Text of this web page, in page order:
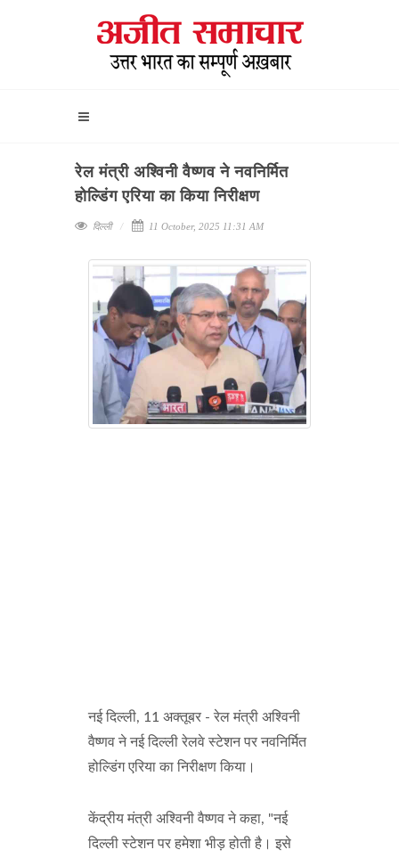
रेल मंत्री अश्विनी वैष्णव ने नवनिर्मित
होल्डिंग एरिया का किया निरीक्षण
दिल्ली 11 October, 2025 11:31 AM
नई दिल्ली, 11 अक्तूबर - रेल मंत्री अश्विनी
वैष्णव ने नई दिल्ली रेलवे स्टेशन पर नवनिर्मित
होल्डिंग एरिया का निरीक्षण किया।
केंद्रीय मंत्री अश्विनी वैष्णव ने कहा, "नई
दिल्ली स्टेशन पर हमेशा भीड़ होती है। इसे